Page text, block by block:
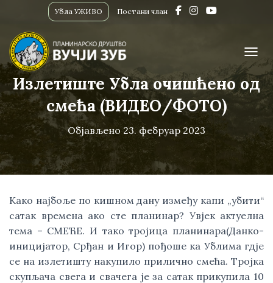
Убла УЖИВО Постани члан
Излетиште Убла очишћено од
смећа (ВИДЕО/ФОТО)
Објављено23. фебруар 2023
Како најбоље по кишном дану између капи „убити“
сатак времена ако сте планинар? Увјек актуелна
тема – СМЕЋЕ. И тако тројица планинара(Данко-
иницијатор, Срђан и Игор) пођоше ка Ублима гдје
се на излетишту накупило прилично смећа. Тројка
скупљача свега и свачега је за сатак прикупила 10